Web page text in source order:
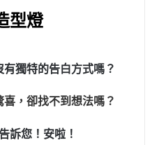
型燈
獨特的告白方式嗎？
，卻找不到想法嗎？
訴您！安啦！